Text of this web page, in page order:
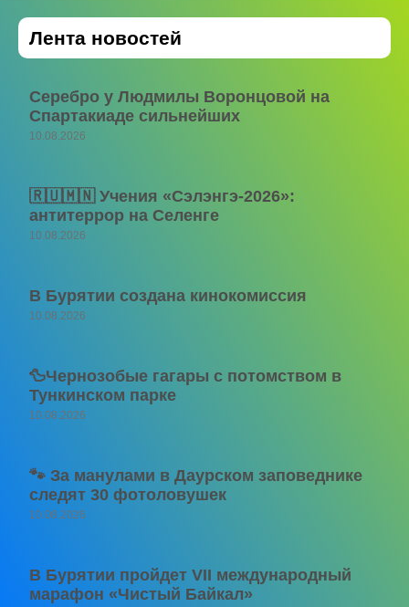
Лента новостей
Серебро у Людмилы Воронцовой на
Спартакиаде сильнейших
10.08.2026
🇷🇺🇲🇳 Учения «Сэлэнгэ-2026»:
антитеррор на Селенге
10.08.2026
В Бурятии создана кинокомиссия
10.08.2026
🦆Чернозобые гагары с потомством в
Тункинском парке
10.08.2026
🐾 За манулами в Даурском заповеднике
следят 30 фотоловушек
10.08.2026
В Бурятии пройдет VII международный
марафон «Чистый Байкал»